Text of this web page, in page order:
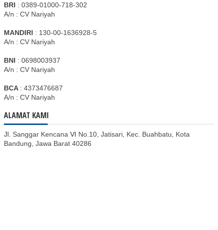
BRI : 0389-01000-718-302
A/n : CV Nariyah
MANDIRI : 130-00-1636928-5
A/n : CV Nariyah
BNI : 0698003937
A/n : CV Nariyah
BCA : 4373476687
A/n : CV Nariyah
ALAMAT KAMI
Jl. Sanggar Kencana Ⅵ No.10, Jatisari, Kec. Buahbatu, Kota
Bandung, Jawa Barat 40286